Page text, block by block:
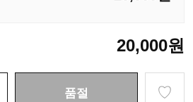
20,000원
품절 ♡